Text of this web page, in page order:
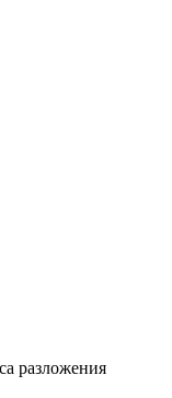
разложения